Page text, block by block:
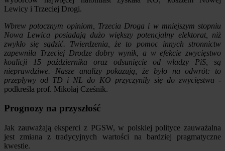
Lewicy i Trzeciej Drogi.
Wbrew potocznym opiniom, Trzecia Droga i w mniejszym stopniu
Nowa Lewica posiadają dużo większy potencjalny elektorat, niż
zwykło się sądzić. Twierdzenia, że to pomoc innych stronnictw
zapewniła Trzeciej Drodze dobry wynik, a w efekcie zwycięstwo
koalicji 15 października oraz odsunięcie od władzy PiS, są
nieprawdziwe. Nasze analizy pokazują, że było na odwrót: to
przepływy od TD i NL do KO przyczyniły się do zwycięstwa -
podkreśla prof. Mikołaj Cześnik.
Prognozy na przyszłość
Jak zauważają eksperci z PGSW, w polskiej polityce zauważalna
jest zmiana z tradycyjnych wartości na bardziej pragmatyczne
kwestie.